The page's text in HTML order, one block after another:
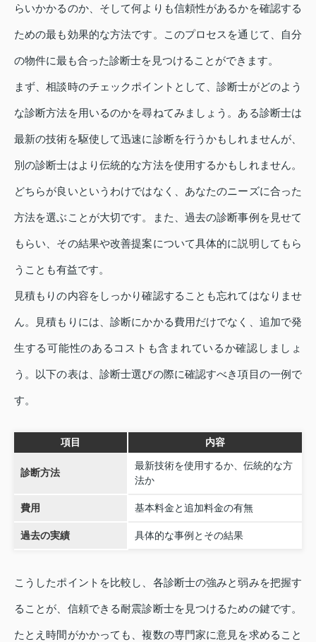
らいかかるのか、そして何よりも信頼性があるかを確認する
ための最も効果的な方法です。このプロセスを通じて、自分
の物件に最も合った診断士を見つけることができます。
まず、相談時のチェックポイントとして、診断士がどのよう
な診断方法を用いるのかを尋ねてみましょう。ある診断士は
最新の技術を駆使して迅速に診断を行うかもしれませんが、
別の診断士はより伝統的な方法を使用するかもしれません。
どちらが良いというわけではなく、あなたのニーズに合った
方法を選ぶことが大切です。また、過去の診断事例を見せて
もらい、その結果や改善提案について具体的に説明してもら
うことも有益です。
見積もりの内容をしっかり確認することも忘れてはなりませ
ん。見積もりには、診断にかかる費用だけでなく、追加で発
生する可能性のあるコストも含まれているか確認しましょ
う。以下の表は、診断士選びの際に確認すべき項目の一例で
す。
項目 内容
診断方法
最新技術を使用するか、伝統的な方
法か
費用 基本料金と追加料金の有無
過去の実績 具体的な事例とその結果
こうしたポイントを比較し、各診断士の強みと弱みを把握す
ることが、信頼できる耐震診断士を見つけるための鍵です。
たとえ時間がかかっても、複数の専門家に意見を求めること